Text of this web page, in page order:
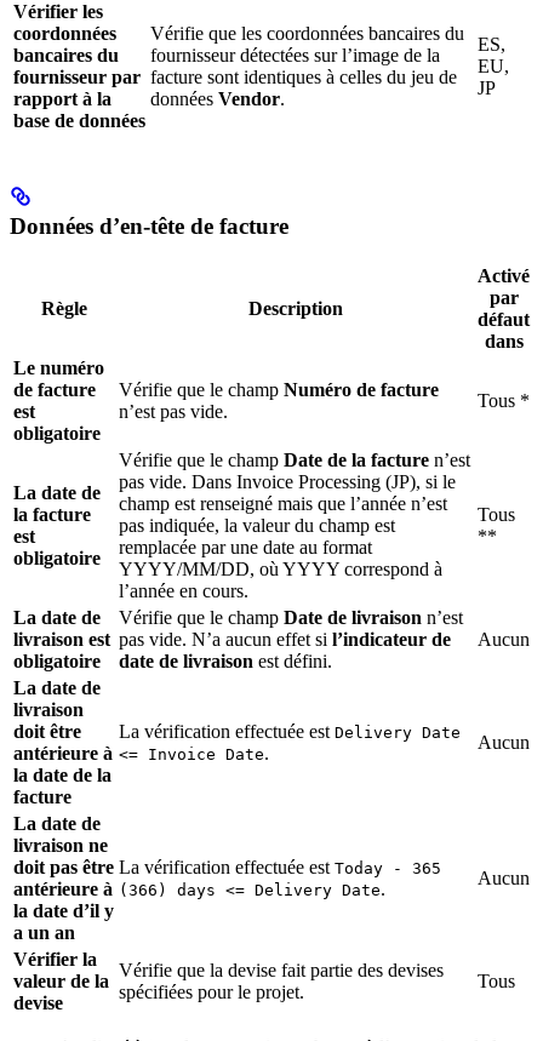
Vérifier les
coordonnées
bancaires du
fournisseur par
rapport à la
base de données
Vérifie que les coordonnées bancaires du
fournisseur détectées sur l’image de la
facture sont identiques à celles du jeu de
données Vendor.
ES,
EU,
JP
Données d’en-tête de facture
Règle Description
Activé
par
défaut
dans
Le numéro
de facture
est
obligatoire
Vérifie que le champ Numéro de facture
n’est pas vide.
Tous *
La date de
la facture
est
obligatoire
Vérifie que le champ Date de la facture n’est
pas vide. Dans Invoice Processing (JP), si le
champ est renseigné mais que l’année n’est
pas indiquée, la valeur du champ est
remplacée par une date au format
YYYY/MM/DD, où YYYY correspond à
l’année en cours.
Tous
**
La date de
livraison est
obligatoire
Vérifie que le champ Date de livraison n’est
pas vide. N’a aucun effet si l’indicateur de
date de livraison est défini.
Aucun
La date de
livraison
doit être
antérieure à
la date de la
facture
La vérification effectuée est Delivery Date
<= Invoice Date.
Aucun
La date de
livraison ne
doit pas être
antérieure à
la date d’il y
a un an
La vérification effectuée est Today - 365
(366) days <= Delivery Date.
Aucun
Vérifier la
valeur de la
devise
Vérifie que la devise fait partie des devises
spécifiées pour le projet.
Tous